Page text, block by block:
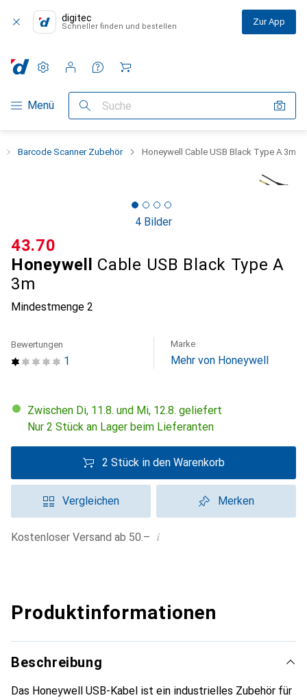
digitec
Schneller finden und bestellen Zur App
Navigation nach Kategorien
Menü Suche
Einstellungen
Kundenkonto
Vergleichslisten
Merklisten
Warenkorb
Barcode Scanner Zubehör Honeywell Cable USB Black Type A 3m
4 Bilder
Honeywell
Cable USB Black Type A
3m
Mindestmenge 2
CHF
43.70
1
Bewertungen Marke
Mehr von Honeywell
Zwischen Di, 11.8. und Mi, 12.8. geliefert
Nur 2 Stück an Lager beim Lieferanten
2 Stück in den Warenkorb
Vergleichen Merken
Kostenloser Versand ab 50.– i
Produktinformationen
Beschreibung
Das Honeywell USB-Kabel ist ein industrielles Zubehör für